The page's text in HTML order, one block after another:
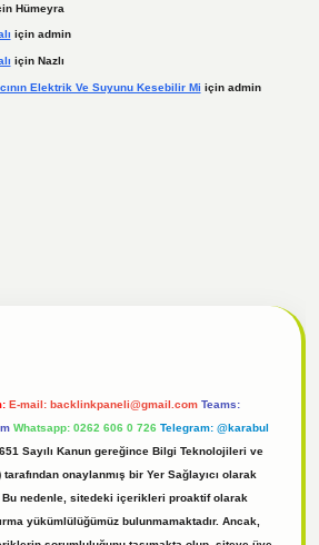
Hümeyra
için admin
için Nazlı
Elektrik Ve Suyunu Kesebilir Mi için admin
E-mail: backlinkpaneli@gmail.com Teams:
Whatsapp: 0262 606 0 726 Telegram: @karabul
Sayılı Kanun gereğince Bilgi Teknolojileri ve
onaylanmış bir Yer Sağlayıcı olarak
Bu nedenle, sitedeki içerikleri proaktif olarak
yükümlülüğümüz bulunmamaktadır. Ancak,